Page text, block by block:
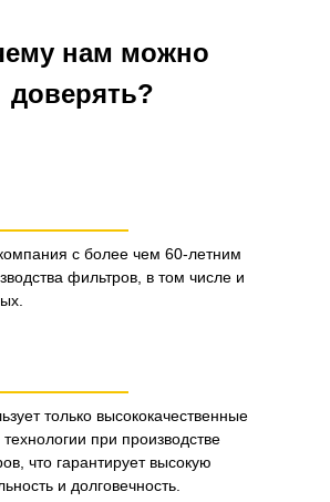
нам можно
доверять?
с более чем 60-летним
фильтров, в том числе и
только высококачественные
при производстве
что гарантирует высокую
и долговечность.